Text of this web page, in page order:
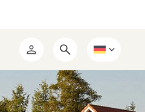
Mein
RCN
Suchformular
öffnen
Wählen
Sie
Sprache